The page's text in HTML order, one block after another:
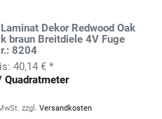
Dekor Redwood Oak
braun Breitdiele 4V Fuge
8204
40,14 € *
Quadratmeter
zzgl.Versandkosten